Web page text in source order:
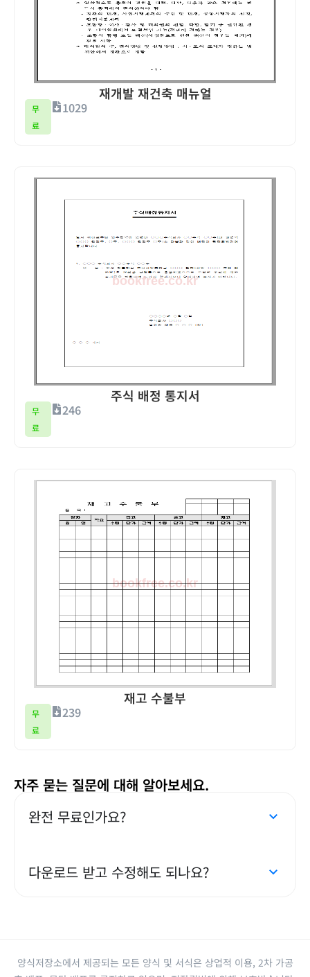
재개발 재건축 매뉴얼
무
료
1029
주식 배정 통지서
무
료
246
재고 수불부
무
료
239
자주 묻는 질문에 대해 알아보세요.
완전 무료인가요?
다운로드 받고 수정해도 되나요?
양식저장소에서 제공되는 모든 양식 및 서식은 상업적 이용, 2차 가공